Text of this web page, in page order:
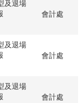
及退場
會計處
及退場
會計處
及退場
會計處